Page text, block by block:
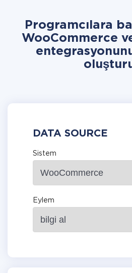
Programcılara
WooCommerce
DATA SOURCE
Sistem
Eylem